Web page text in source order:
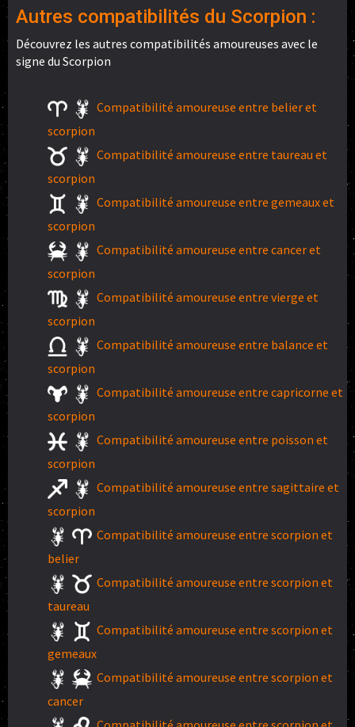
Autres compatibilités du Scorpion :
Découvrez les autres compatibilités amoureuses avec le
signe du Scorpion
Compatibilité amoureuse entre belier et
scorpion
Compatibilité amoureuse entre taureau et
scorpion
Compatibilité amoureuse entre gemeaux et
scorpion
Compatibilité amoureuse entre cancer et
scorpion
Compatibilité amoureuse entre vierge et
scorpion
Compatibilité amoureuse entre balance et
scorpion
Compatibilité amoureuse entre capricorne et
scorpion
Compatibilité amoureuse entre poisson et
scorpion
Compatibilité amoureuse entre sagittaire et
scorpion
Compatibilité amoureuse entre scorpion et
belier
Compatibilité amoureuse entre scorpion et
taureau
Compatibilité amoureuse entre scorpion et
gemeaux
Compatibilité amoureuse entre scorpion et
cancer